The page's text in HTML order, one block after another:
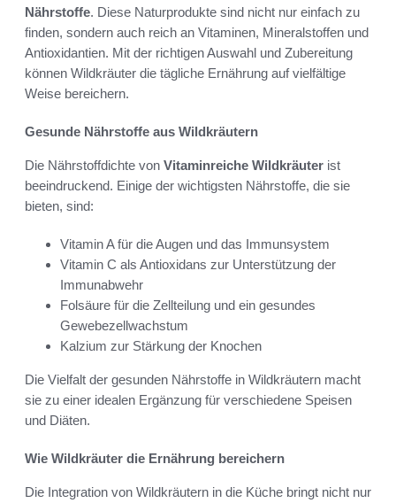
Nährstoffe. Diese Naturprodukte sind nicht nur einfach zu
finden, sondern auch reich an Vitaminen, Mineralstoffen und
Antioxidantien. Mit der richtigen Auswahl und Zubereitung
können Wildkräuter die tägliche Ernährung auf vielfältige
Weise bereichern.
Gesunde Nährstoffe aus Wildkräutern
Die Nährstoffdichte von Vitaminreiche Wildkräuter ist
beeindruckend. Einige der wichtigsten Nährstoffe, die sie
bieten, sind:
Vitamin A für die Augen und das Immunsystem
Vitamin C als Antioxidans zur Unterstützung der
Immunabwehr
Folsäure für die Zellteilung und ein gesundes
Gewebezellwachstum
Kalzium zur Stärkung der Knochen
Die Vielfalt der gesunden Nährstoffe in Wildkräutern macht
sie zu einer idealen Ergänzung für verschiedene Speisen
und Diäten.
Wie Wildkräuter die Ernährung bereichern
Die Integration von Wildkräutern in die Küche bringt nicht nur